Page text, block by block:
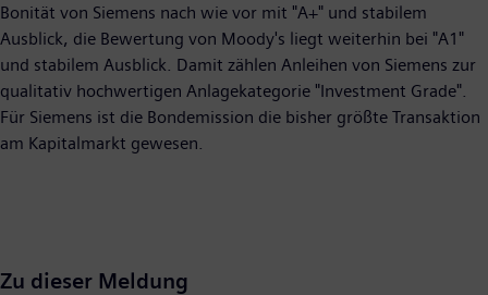
Bonität von Siemens nach wie vor mit "A+" und stabilem
Ausblick, die Bewertung von Moody's liegt weiterhin bei "A1"
und stabilem Ausblick. Damit zählen Anleihen von Siemens zur
qualitativ hochwertigen Anlagekategorie "Investment Grade".
Für Siemens ist die Bondemission die bisher größte Transaktion
am Kapitalmarkt gewesen.
Zu dieser Meldung